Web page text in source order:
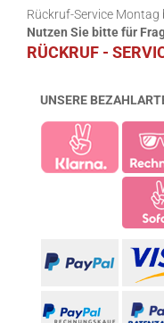
Rückruf-Service Montag
Nutzen Sie bitte für
RÜCKRUF -
UNSERE